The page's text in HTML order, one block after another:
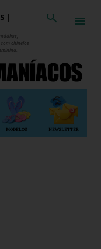
|
chinelos
MODELOS NEWSLETTER